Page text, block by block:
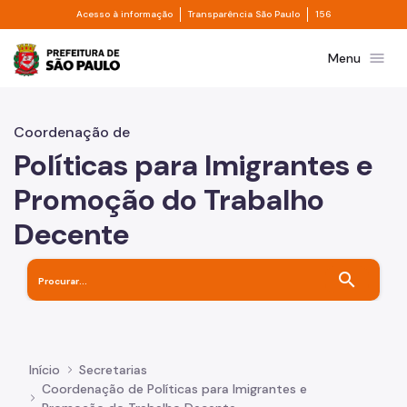
Pular para o Conteúdo principal
Acesso à informação Divisor de acesso à informação
Transparência São Paulo Divisor de
156
Prefeitura de São PauloMenu menu
Coordenação de
Políticas para Imigrantes e
Promoção do Trabalho
Decente
search
Início
Secretarias
Coordenação de Políticas para Imigrantes e